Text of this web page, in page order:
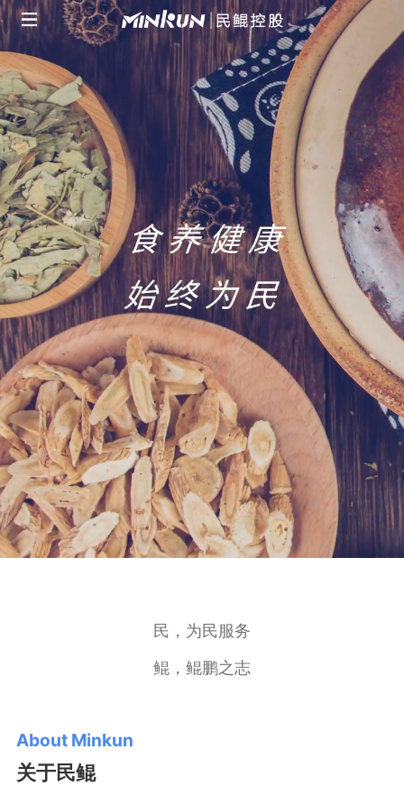
民，为民服务
鲲，鲲鹏之志
About Minkun
关于民鲲